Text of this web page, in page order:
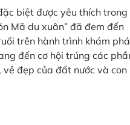
biệt được yêu thích trong
Mã du xuân” đã đem đến
trên hành trình khám phá
đến cơ hội trúng các
đẹp của đất nước và con